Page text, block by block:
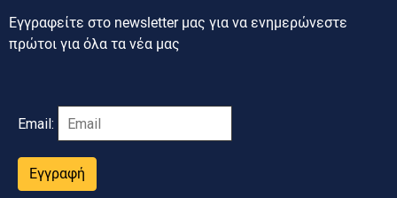
Εγγραφείτε στο newsletter μας για να ενημερώνεστε
πρώτοι για όλα τα νέα μας
Email:
Εγγραφή